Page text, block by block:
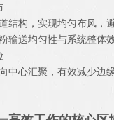
结构，实现均匀布风，
输送均匀性与系统整体效
中心汇聚，有效减少边